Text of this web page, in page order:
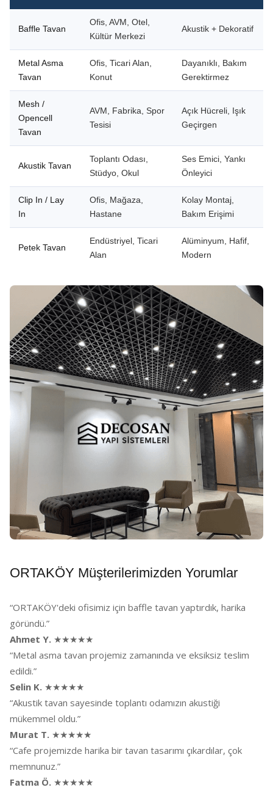
Baffle Tavan
Ofis, AVM, Otel,
Kültür Merkezi
Akustik + Dekoratif
Metal Asma
Tavan
Ofis, Ticari Alan,
Konut
Dayanıklı, Bakım
Gerektirmez
Mesh /
Opencell
Tavan
AVM, Fabrika, Spor
Tesisi
Açık Hücreli, Işık
Geçirgen
Akustik Tavan
Toplantı Odası,
Stüdyo, Okul
Ses Emici, Yankı
Önleyici
Clip In / Lay
In
Ofis, Mağaza,
Hastane
Kolay Montaj,
Bakım Erişimi
Petek Tavan
Endüstriyel, Ticari
Alan
Alüminyum, Hafif,
Modern
ORTAKÖY Müşterilerimizden Yorumlar
“ORTAKÖY'deki ofisimiz için baffle tavan yaptırdık, harika
göründü.”
Ahmet Y. ★★★★★
“Metal asma tavan projemiz zamanında ve eksiksiz teslim
edildi.”
Selin K. ★★★★★
“Akustik tavan sayesinde toplantı odamızın akustiği
mükemmel oldu.”
Murat T. ★★★★★
“Cafe projemizde harika bir tavan tasarımı çıkardılar, çok
memnunuz.”
Fatma Ö. ★★★★★